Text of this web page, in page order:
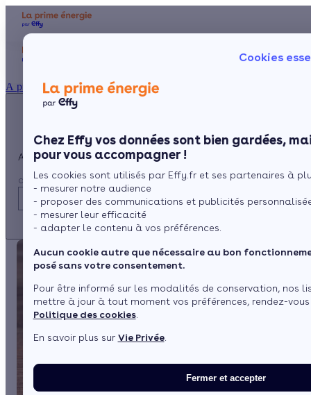
Cookies
Chez Effy vos données sont bien gardées,
pour vous accompagner !
Les cookies sont utilisés par Effy.fr et ses partenaires à
- mesurer notre audience
- proposer des communications et publicités
- mesurer leur efficacité
- adapter le contenu à vos préférences.
Aucun cookie autre que nécessaire au bon
posé sans votre consentement.
Pour être informé sur les modalités de conservation, nos
mettre à jour à tout moment vos préférences, rendez-
Politique des cookies.
En savoir plus sur Vie Privée.
Fermer et accepter
À propos
3456
Aides et
Le
Appelez-nous !
du lundi au vendredi - 8h à 19h
3456
Service gratuit
+ prix appel